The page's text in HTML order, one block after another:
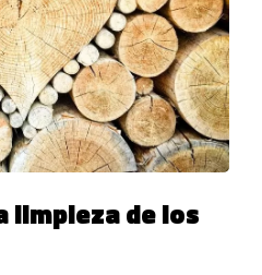
limpieza de los